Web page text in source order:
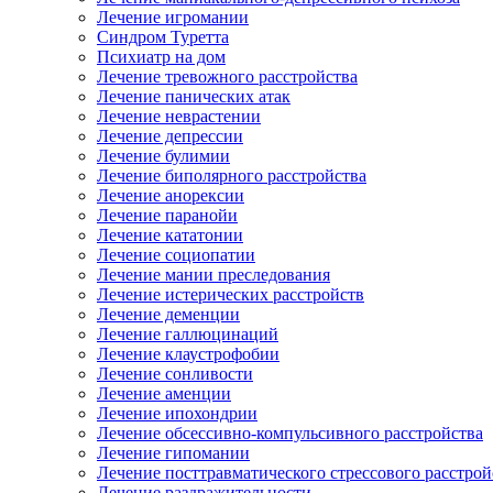
Лечение игромании
Синдром Туретта
Психиатр на дом
Лечение тревожного расстройства
Лечение панических атак
Лечение неврастении
Лечение депрессии
Лечение булимии
Лечение биполярного расстройства
Лечение анорексии
Лечение паранойи
Лечение кататонии
Лечение социопатии
Лечение мании преследования
Лечение истерических расстройств
Лечение деменции
Лечение галлюцинаций
Лечение клаустрофобии
Лечение сонливости
Лечение аменции
Лечение ипохондрии
Лечение обсессивно-компульсивного расстройства
Лечение гипомании
Лечение посттравматического стрессового